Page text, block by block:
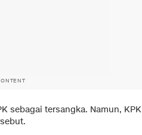
sebagai tersangka. Namun, KPK